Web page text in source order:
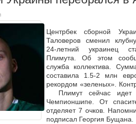
Центрбек сборной
Таловеров сменил
24-летний украинец
Плимута. Об этом
служба коллектива.
составила 1.5-2 млн
рекордом «зеленых».
Плимут сейчас идет
Чемпионшипе. От
отделяет 7 очков.
подписал Георгия Бущана.